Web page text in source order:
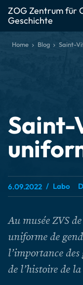
ZOG Zentrum für
Geschichte
Home Blog Saint-
Saint-
6.09.2022 Labo
Au musée ZVS
uniforme de
l’importance
de l’histoire de